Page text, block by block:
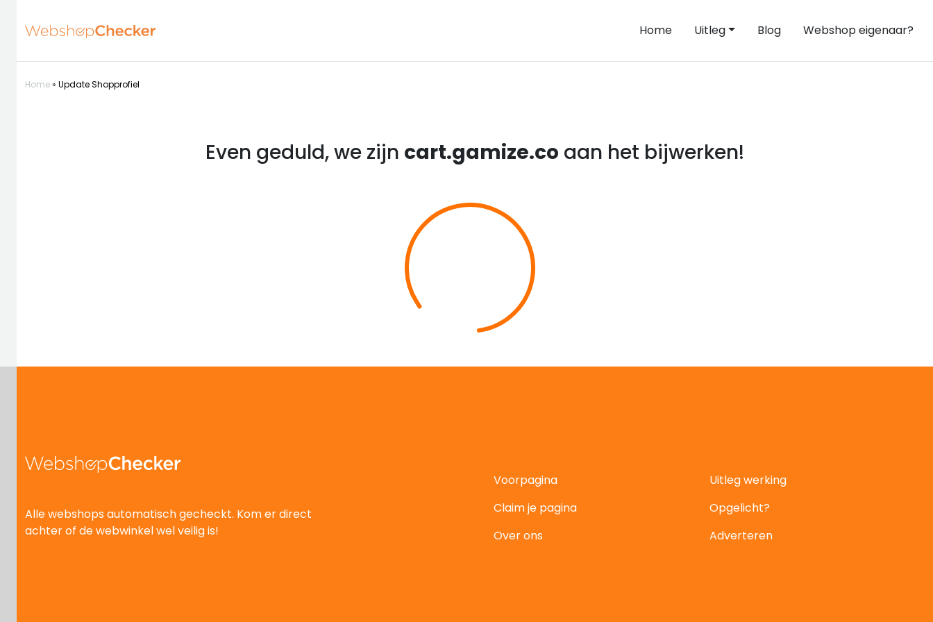
Home Uitleg Blog Webshop eigenaar?
Home» Update Shopprofiel
Even geduld, we zijn cart.gamize.co aan het bijwerken!
Alle webshops automatisch gecheckt. Kom er direct
achter of de webwinkel wel veilig is!
Voorpagina
Uitleg werking
Claim je pagina
Opgelicht?
Over ons
Adverteren